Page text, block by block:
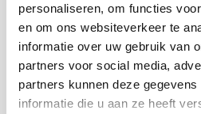
personaliseren, om functies
en om ons websiteverkeer te
informatie over uw gebruik van
partners voor social media,
partners kunnen deze
informatie die u aan ze heeft
GERELATEERDE